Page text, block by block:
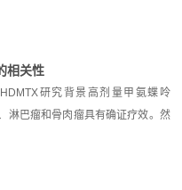
相关性
研究背景高剂量甲氨蝶呤
淋巴瘤和骨肉瘤具有确证疗效。然